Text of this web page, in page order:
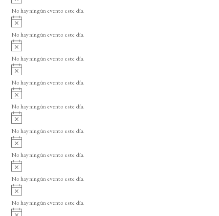
o
v
i
o
No hay ningún evento este día.
A
v
i
o
No hay ningún evento este día.
A
v
i
o
No hay ningún evento este día.
A
v
i
o
No hay ningún evento este día.
A
v
i
o
No hay ningún evento este día.
A
v
i
o
No hay ningún evento este día.
A
v
i
o
No hay ningún evento este día.
A
v
i
o
No hay ningún evento este día.
A
v
i
No hay ningún evento este día.
A